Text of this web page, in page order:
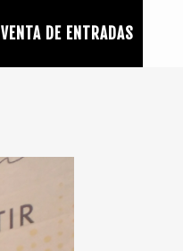
VENTA DE ENTRADAS